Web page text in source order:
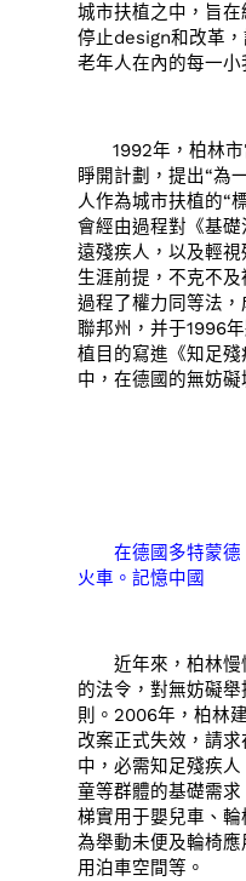
城市扶植之中，旨
停止design和改革
老年人在內的每一小
1992年，柏林市
睜開計劃，提出“為
人作為城市扶植的“
會經由過程對《基
遠殘疾人，以及輕視
生涯前提，不克不
過程了權力同等法
聯邦州，并于1996
植目的寫進《知足殘
中，在德國的無妨
在德國多特蒙德
火車。記憶中國
近年來，柏林慢
的法令，對無妨礙
則。2006年，柏林
改案正式失效，請
中，必需知足殘疾人
童等群體的基礎需
梯實用于嬰兒車、
為舉動未便及輪椅
用泊車空間等。